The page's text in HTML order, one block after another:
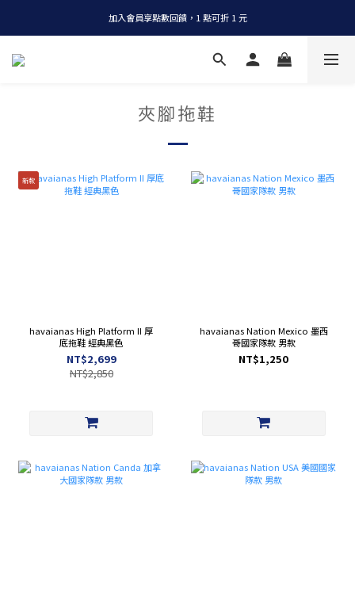
全店消費滿 NT$1200，即享免運
加入會員享點數回饋，1 點可折 1 元
全店消費滿 NT$1200，即享免運
夾腳拖鞋
新款
havaianas High Platform II 厚
底拖鞋 經典黑色
NT$2,699
NT$2,850
havaianas Nation Mexico 墨西
哥國家隊款 男款
NT$1,250